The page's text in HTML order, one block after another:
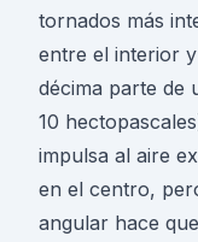
tornados más
entre el interior
décima parte de
10
impulsa al aire
en el centro,
angular hace